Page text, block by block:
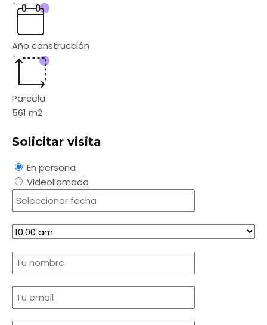
Año construcción
Parcela
561 m2
Solicitar visita
En persona
Videollamada